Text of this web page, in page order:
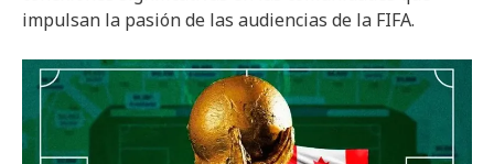
impulsan la pasión de las audiencias de la FIFA.